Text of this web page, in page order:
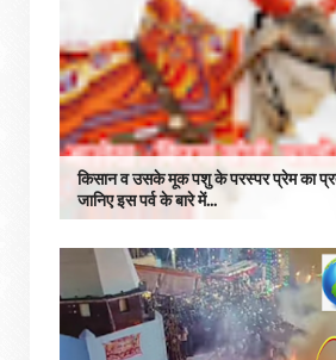
किसान व उसके मूक पशु के परस्पर प्रेम का
जानिए इस पर्व के बारे में...